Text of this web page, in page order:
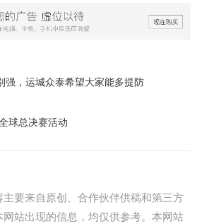
强，运城众泰希望大家能多提防
球总决赛活动
主要来自原创、合作伙伴供稿和第三方
站出现的信息，均仅供参考。本网站